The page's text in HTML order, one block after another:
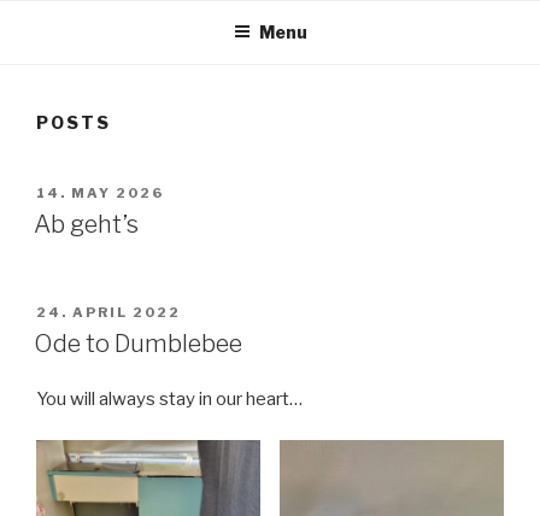
Menu
POSTS
POSTED
ON
14. MAY 2026
Ab geht’s
POSTED
ON
24. APRIL 2022
Ode to Dumblebee
You will always stay in our heart…